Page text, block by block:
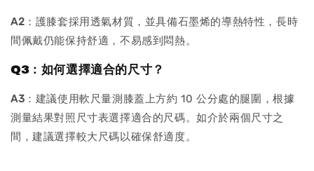
A2 ：護膝套採用透氣材質，並具備石墨烯的導熱特性，長時
間佩戴仍能保持舒適，不易感到悶熱。
Q3：如何選擇適合的尺寸？
A3 ：建議使用軟尺量測膝蓋上方約 10 公分處的腿圍，根據
測量結果對照尺寸表選擇適合的尺碼。如介於兩個尺寸之
間，建議選擇較大尺碼以確保舒適度。